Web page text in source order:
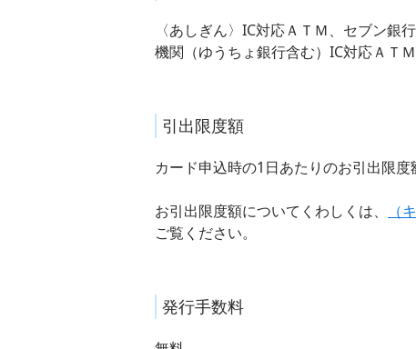
〈あしぎん〉IC対応ＡＴＭ、セブン
機関（ゆうちょ銀行含む）IC対応ＡＴＭ
引出限度額
カード申込時の1日あたりのお引出限度
お引出限度額についてくわしくは、 （
ご覧ください。
発行手数料